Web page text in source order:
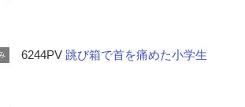
6244PV 跳び箱で首を痛めた小学生